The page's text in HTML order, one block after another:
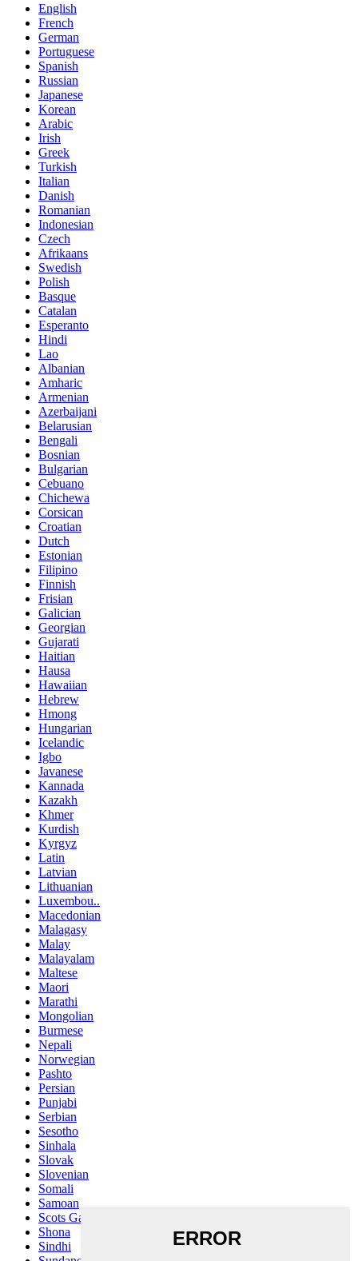
English
French
German
Portuguese
Spanish
Russian
Japanese
Korean
Arabic
Irish
Greek
Turkish
Italian
Danish
Romanian
Indonesian
Czech
Afrikaans
Swedish
Polish
Basque
Catalan
Esperanto
Hindi
Lao
Albanian
Amharic
Armenian
Azerbaijani
Belarusian
Bengali
Bosnian
Bulgarian
Cebuano
Chichewa
Corsican
Croatian
Dutch
Estonian
Filipino
Finnish
Frisian
Galician
Georgian
Gujarati
Haitian
Hausa
Hawaiian
Hebrew
Hmong
Hungarian
Icelandic
Igbo
Javanese
Kannada
Kazakh
Khmer
Kurdish
Kyrgyz
Latin
Latvian
Lithuanian
Luxembou..
Macedonian
Malagasy
Malay
Malayalam
Maltese
Maori
Marathi
Mongolian
Burmese
Nepali
Norwegian
Pashto
Persian
Punjabi
Serbian
Sesotho
Sinhala
Slovak
Slovenian
Somali
Samoan
Scots Gaelic
Shona
Sindhi